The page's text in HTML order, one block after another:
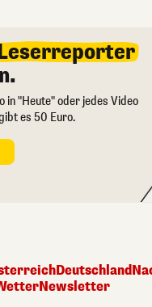
in "Heute" oder jedes Video
es 50 Euro.
Deutschland
Newsletter